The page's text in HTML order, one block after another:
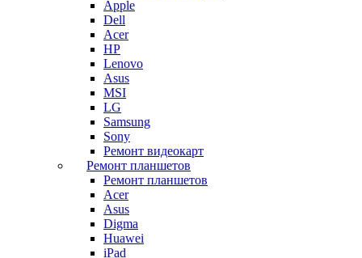
Apple
Dell
Acer
HP
Lenovo
Asus
MSI
LG
Samsung
Sony
Ремонт видеокарт
Ремонт планшетов
Ремонт планшетов
Acer
Asus
Digma
Huawei
iPad